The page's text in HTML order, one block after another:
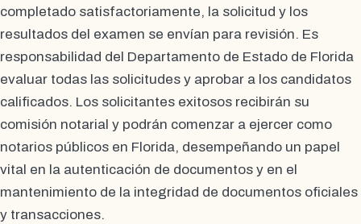
completado satisfactoriamente, la solicitud y los
resultados del examen se envían para revisión. Es
responsabilidad del Departamento de Estado de Florida
evaluar todas las solicitudes y aprobar a los candidatos
calificados. Los solicitantes exitosos recibirán su
comisión notarial y podrán comenzar a ejercer como
notarios públicos en Florida, desempeñando un papel
vital en la autenticación de documentos y en el
mantenimiento de la integridad de documentos oficiales
y transacciones.